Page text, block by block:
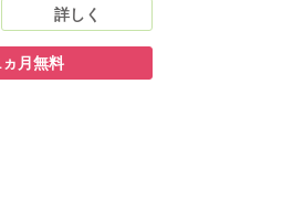
が、彼は蜜子が今も忘
次の実の父親だった。
の教官になったのだっ
ロボロになった澪次に
詳しく
月無料